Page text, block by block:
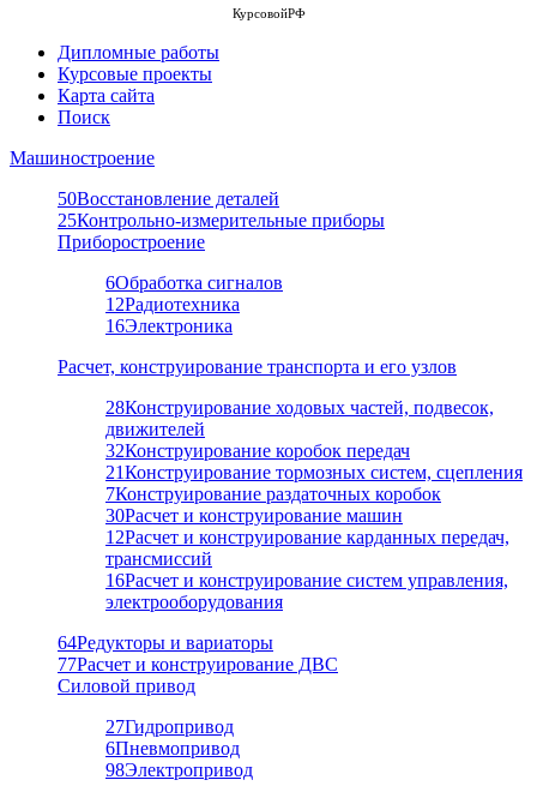
КурсовойРФ
Дипломные работы
Курсовые проекты
Карта сайта
Поиск
Машиностроение
50Восстановление деталей
25Контрольно-измерительные приборы
Приборостроение
6Обработка сигналов
12Радиотехника
16Электроника
Расчет, конструирование транспорта и его узлов
28Конструирование ходовых частей, подвесок,
движителей
32Конструирование коробок передач
21Конструирование тормозных систем, сцепления
7Конструирование раздаточных коробок
30Расчет и конструирование машин
12Расчет и конструирование карданных передач,
трансмиссий
16Расчет и конструирование систем управления,
электрооборудования
64Редукторы и вариаторы
77Расчет и конструирование ДВС
Силовой привод
27Гидропривод
6Пневмопривод
98Электропривод